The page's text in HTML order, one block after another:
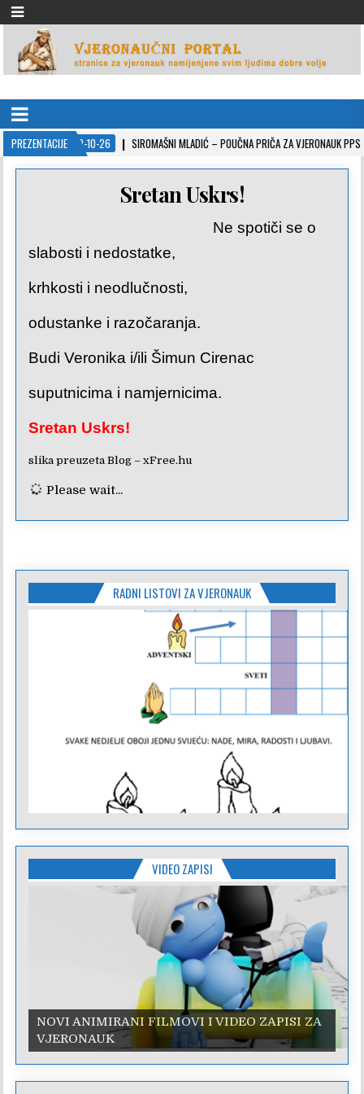
VJERONAUČNI PORTAL
PREZENTACIJE
2022-10-26 SIROMAŠNI MLADIĆ – POUČNA PRIČA ZA VJERONAUK PPS
Sretan Uskrs!
Ne spotiči se o
slabosti i nedostatke,
krhkosti i neodlučnosti,
odustanke i razočaranja.
Budi Veronika i/ili Šimun Cirenac
suputnicima i namjernicima.
Sretan Uskrs!
slika preuzetaBlog – xFree.hu
Please wait...
RADNI LISTOVI ZA VJERONAUK
VIDEO ZAPISI
NOVI ANIMIRANI FILMOVI I VIDEO ZAPISI ZA
VJERONAUK